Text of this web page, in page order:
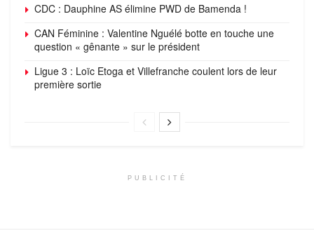
CDC : Dauphine AS élimine PWD de Bamenda !
CAN Féminine : Valentine Nguélé botte en touche une
question « gênante » sur le président
Ligue 3 : Loïc Etoga et Villefranche coulent lors de leur
première sortie
PUBLICITÉ